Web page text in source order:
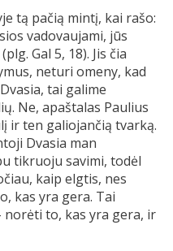
tą pačią mintį, kai rašo:
vadovaujami, jūs
Gal 5, 18). Jis čia
neturi omeny, kad
tai galime
Ne, apaštalas Paulius
ir ten galiojančią tvarką.
Dvasia man
tikruoju savimi, todėl
kaip elgtis, nes
kas yra gera. Tai
norėti to, kas yra gera, ir